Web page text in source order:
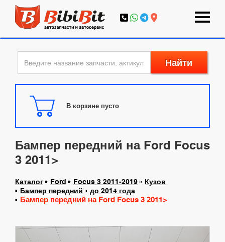
Найти
В корзине пусто
Бампер передний на Ford Focus
3 2011>
Каталог Ford Focus 3 2011-2019
Кузов
Бампер передний
до 2014 года
Бампер передний на Ford Focus 3 2011>